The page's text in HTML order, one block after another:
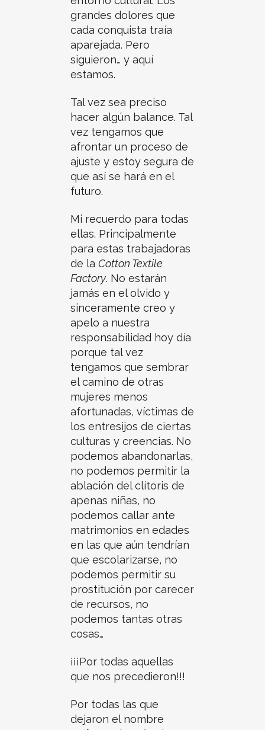
grandes dolores que
cada conquista traía
aparejada. Pero
siguieron… y aquí
estamos.
Tal vez sea preciso
hacer algún balance. Tal
vez tengamos que
afrontar un proceso de
ajuste y estoy segura de
que así se hará en el
futuro.
Mi recuerdo para todas
ellas. Principalmente
para estas trabajadoras
de la Cotton Textile
Factory. No estarán
jamás en el olvido y
sinceramente creo y
apelo a nuestra
responsabilidad hoy día
porque tal vez
tengamos que sembrar
el camino de otras
mujeres menos
afortunadas, víctimas de
los entresijos de ciertas
culturas y creencias. No
podemos abandonarlas,
no podemos permitir la
ablación del clítoris de
apenas niñas, no
podemos callar ante
matrimonios en edades
en las que aún tendrían
que escolarizarse, no
podemos permitir su
prostitución por carecer
de recursos, no
podemos tantas otras
cosas…
¡¡¡Por todas aquellas
que nos precedieron!!!
Por todas las que
dejaron el nombre